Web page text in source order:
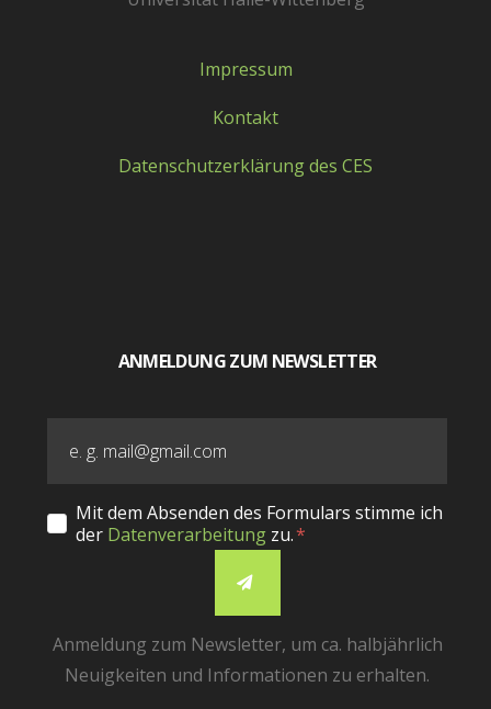
Impressum
Kontakt
Datenschutzerklärung des CES
ANMELDUNG ZUM NEWSLETTER
Mit dem Absenden des Formulars stimme ich
der Datenverarbeitung zu.
Anmeldung zum Newsletter, um ca. halbjährlich
Neuigkeiten und Informationen zu erhalten.